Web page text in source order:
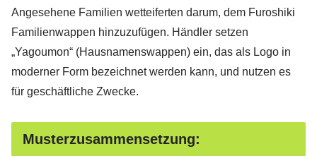
Angesehene Familien wetteiferten darum, dem Furoshiki
Familienwappen hinzuzufügen. Händler setzen
„Yagoumon“ (Hausnamenswappen) ein, das als Logo in
moderner Form bezeichnet werden kann, und nutzen es
für geschäftliche Zwecke.
Musterzusammensetzung: